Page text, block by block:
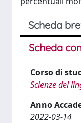
Scheda
Scheda
Corso di
Scienze del
Anno
2022-03-14